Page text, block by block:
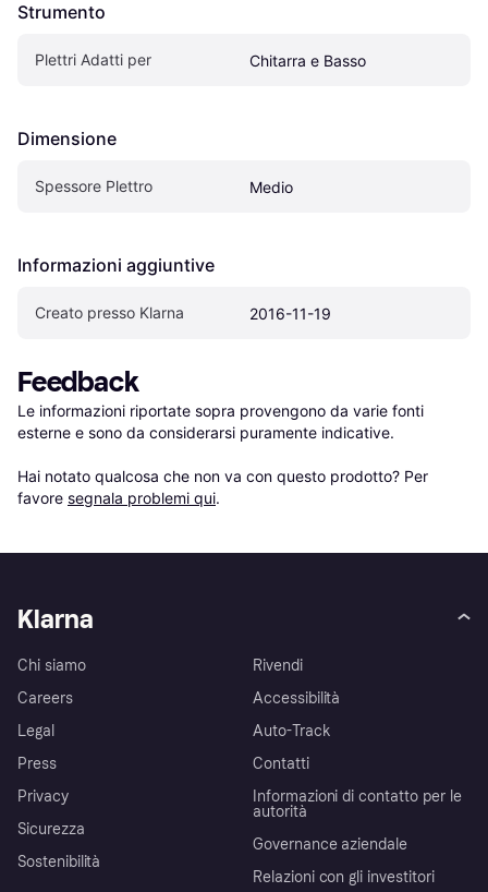
Strumento
Plettri Adatti per Chitarra e Basso
Dimensione
Spessore Plettro Medio
Informazioni aggiuntive
Creato presso Klarna 2016-11-19
Feedback
Le informazioni riportate sopra provengono da varie fonti
esterne e sono da considerarsi puramente indicative.
Hai notato qualcosa che non va con questo prodotto? Per
favore segnala problemi qui.
Klarna
Chi siamo
Careers
Legal
Press
Privacy
Sicurezza
Sostenibilità
Rivendi
Accessibilità
Auto-Track
Contatti
Informazioni di contatto per le
autorità
Governance aziendale
Relazioni con gli investitori